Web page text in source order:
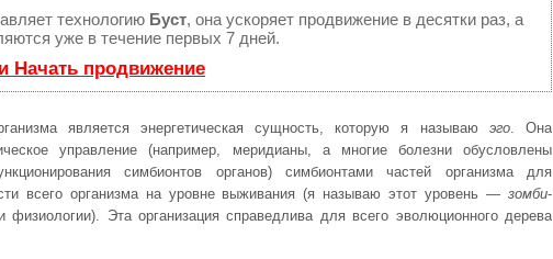
технологию Буст, она ускоряет продвижение в десятки раз, а
уже в течение первых 7 дней.
Начать продвижение
является энергетическая сущность, которую я называю эго. Она
управление (например, меридианы, а многие болезни обусловлены
симбионтов органов) симбионтами частей организма для
всего организма на уровне выживания (я называю этот уровень — зомби-
физиологии). Эта организация справедлива для всего эволюционного дерева